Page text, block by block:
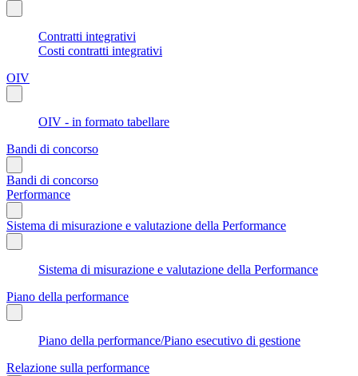
Contratti integrativi
Costi contratti integrativi
OIV
OIV - in formato tabellare
Bandi di concorso
Bandi di concorso
Performance
Sistema di misurazione e valutazione della Performance
Sistema di misurazione e valutazione della Performance
Piano della performance
Piano della performance/Piano esecutivo di gestione
Relazione sulla performance